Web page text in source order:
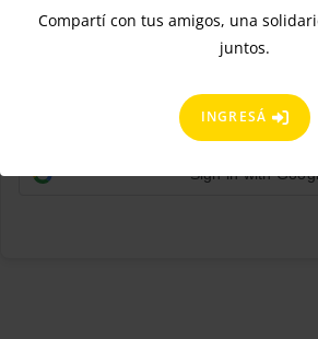
Compartí con tus amigos, una
juntos.
INGRESÁ
Mantenerme conectado
ACCEDER
¿No tienes una cuenta?
Sign in with